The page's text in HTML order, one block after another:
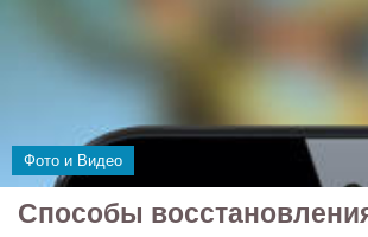
Фото и Видео
Способы